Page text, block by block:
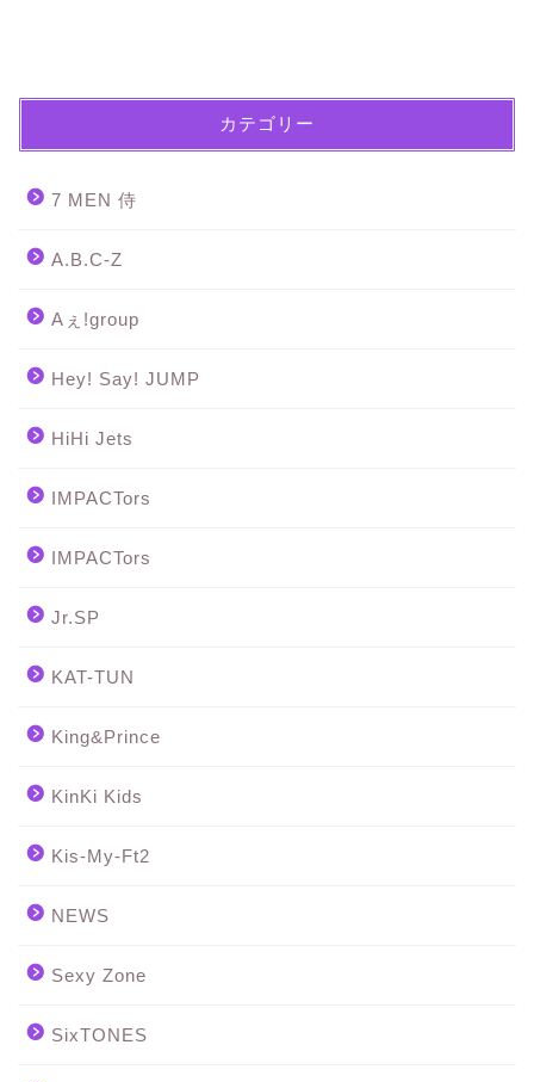
カテゴリー
7 MEN 侍
A.B.C-Z
Aぇ!group
Hey! Say! JUMP
HiHi Jets
IMPACTors
IMPACTors
Jr.SP
KAT-TUN
King&Prince
KinKi Kids
Kis-My-Ft2
NEWS
Sexy Zone
SixTONES